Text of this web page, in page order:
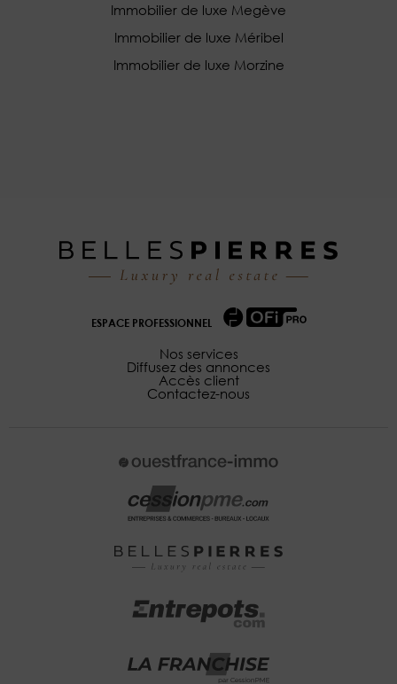
Immobilier de luxe Megève
Immobilier de luxe Méribel
Immobilier de luxe Morzine
ESPACE PROFESSIONNEL
Nos services
Diffusez des annonces
Accès client
Contactez-nous